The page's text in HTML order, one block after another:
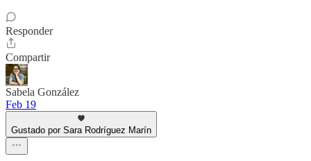
Responder
Compartir
Sabela González
Feb 19
Gustado por Sara Rodríguez Marín